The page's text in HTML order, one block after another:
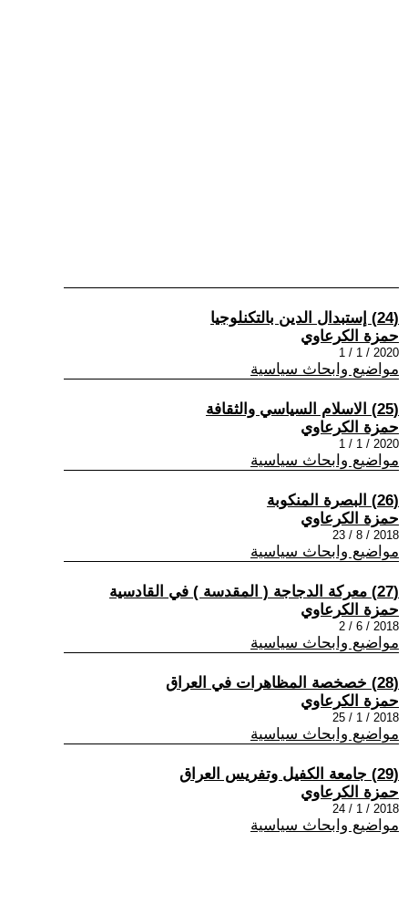
(24) إستبدال الدين بالتكنلوجيا
حمزة الكرعاوي
2020 / 1 / 1
مواضيع وابحاث سياسية
(25) الاسلام السياسي والثقافة
حمزة الكرعاوي
2020 / 1 / 1
مواضيع وابحاث سياسية
(26) البصرة المنكوبة
حمزة الكرعاوي
2018 / 8 / 23
مواضيع وابحاث سياسية
(27) معركة الدجاجة ( المقدسة ) في القادسية
حمزة الكرعاوي
2018 / 6 / 2
مواضيع وابحاث سياسية
(28) خصخصة المظاهرات في العراق
حمزة الكرعاوي
2018 / 1 / 25
مواضيع وابحاث سياسية
(29) جامعة الكفيل وتفريس العراق
حمزة الكرعاوي
2018 / 1 / 24
مواضيع وابحاث سياسية